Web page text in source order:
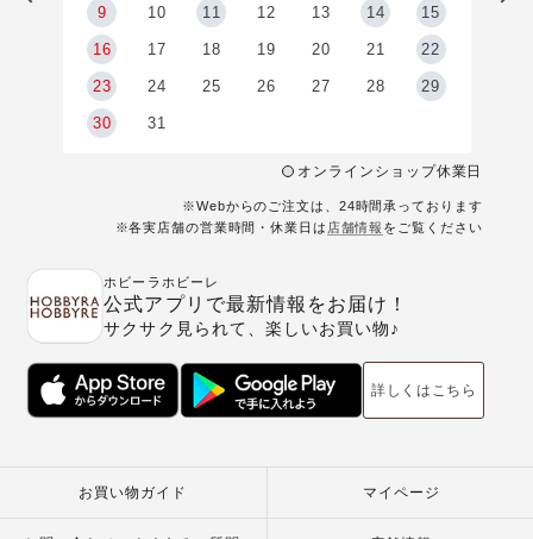
9 10 11 12 13 14 15
16 17 18 19 20 21 22
23 24 25 26 27 28 29
30 31
オンラインショップ休業日
※Webからのご注文は、24時間承っております
※各実店舗の営業時間・休業日は 店舗情報 をご覧ください
ホビーラホビーレ
公式アプリで最新情報をお届け！
サクサク見られて、楽しいお買い物♪
詳しくはこちら
お買い物ガイド マイページ